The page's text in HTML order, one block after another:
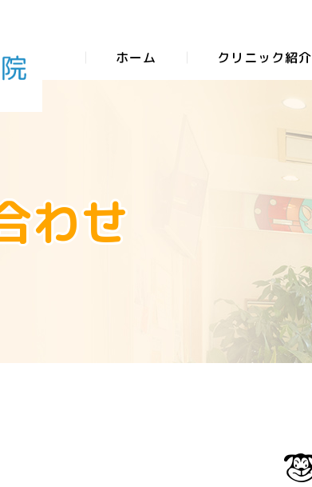
ホーム クリニック紹介
わせ